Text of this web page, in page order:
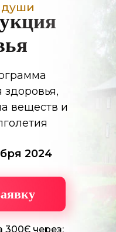
здоровья,
веществ и
души
2024
300Є через: